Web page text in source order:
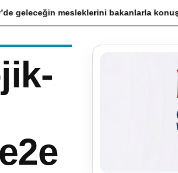
bakanlarla konuştu